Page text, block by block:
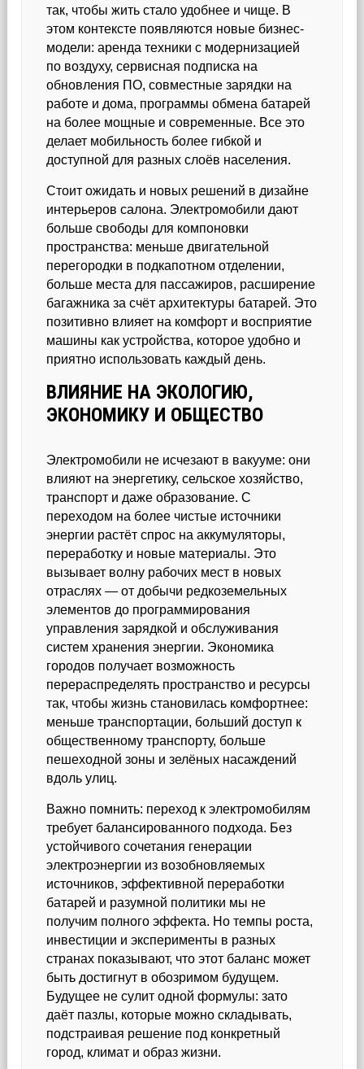
так, чтобы жить стало удобнее и чище. В
этом контексте появляются новые бизнес-
модели: аренда техники с модернизацией
по воздуху, сервисная подписка на
обновления ПО, совместные зарядки на
работе и дома, программы обмена батарей
на более мощные и современные. Все это
делает мобильность более гибкой и
доступной для разных слоёв населения.
Стоит ожидать и новых решений в дизайне
интерьеров салона. Электромобили дают
больше свободы для компоновки
пространства: меньше двигательной
перегородки в подкапотном отделении,
больше места для пассажиров, расширение
багажника за счёт архитектуры батарей. Это
позитивно влияет на комфорт и восприятие
машины как устройства, которое удобно и
приятно использовать каждый день.
ВЛИЯНИЕ НА ЭКОЛОГИЮ,
ЭКОНОМИКУ И ОБЩЕСТВО
Электромобили не исчезают в вакууме: они
влияют на энергетику, сельское хозяйство,
транспорт и даже образование. С
переходом на более чистые источники
энергии растёт спрос на аккумуляторы,
переработку и новые материалы. Это
вызывает волну рабочих мест в новых
отраслях — от добычи редкоземельных
элементов до программирования
управления зарядкой и обслуживания
систем хранения энергии. Экономика
городов получает возможность
перераспределять пространство и ресурсы
так, чтобы жизнь становилась комфортнее:
меньше транспортации, больший доступ к
общественному транспорту, больше
пешеходной зоны и зелёных насаждений
вдоль улиц.
Важно помнить: переход к электромобилям
требует балансированного подхода. Без
устойчивого сочетания генерации
электроэнергии из возобновляемых
источников, эффективной переработки
батарей и разумной политики мы не
получим полного эффекта. Но темпы роста,
инвестиции и эксперименты в разных
странах показывают, что этот баланс может
быть достигнут в обозримом будущем.
Будущее не сулит одной формулы: зато
даёт пазлы, которые можно складывать,
подстраивая решение под конкретный
город, климат и образ жизни.